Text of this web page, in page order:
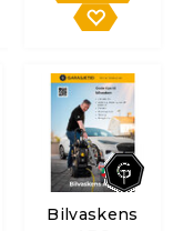
Bilvaskens